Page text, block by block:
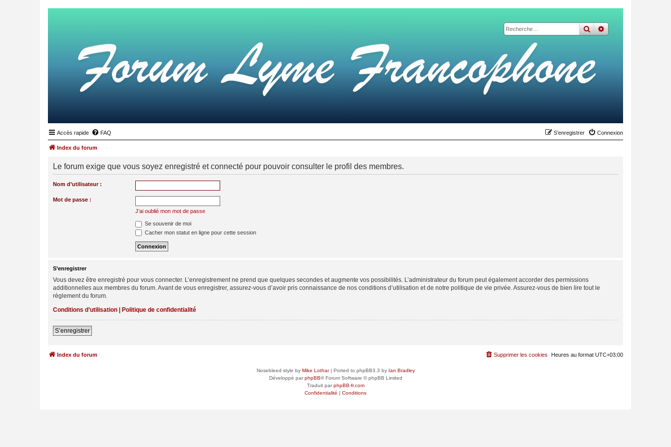
rechercher
recherche
Accès rapide FAQ Connexion
S’enregistrer
Index du forum
Le forum exige que vous soyez enregistré et connecté pour pouvoir consulter le profil des membres.
Nom d’utilisateur :
Mot de passe :
J’ai oublié mon mot de passe
Se souvenir de moi
Cacher mon statut en ligne pour cette session
S’enregistrer
Vous devez être enregistré pour vous connecter. L’enregistrement ne prend que quelques secondes et augmente vos possibilités. L’administrateur du forum peut également accorder des permissions
additionnelles aux membres du forum. Avant de vous enregistrer, assurez-vous d’avoir pris connaissance de nos conditions d’utilisation et de notre politique de vie privée. Assurez-vous de bien lire tout le
règlement du forum.
Conditions d’utilisation | Politique de confidentialité
S’enregistrer
Index du forum Heures au format UTC+03:00
Supprimer les cookies
Nosebleed style by Mike Lothar| Ported to phpBB3.3 by Ian Bradley
Développé parphpBB® Forum Software © phpBB Limited
Traduit parphpBB-fr.com
Confidentialité | Conditions